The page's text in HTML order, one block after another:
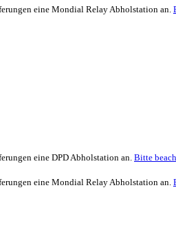
eine Mondial Relay Abholstation an.
eine DPD Abholstation an. Bitte
eine Mondial Relay Abholstation an.